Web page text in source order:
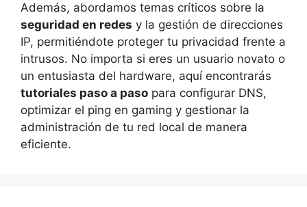
Además, abordamos temas críticos sobre la
seguridad en redes y la gestión de direcciones
IP, permitiéndote proteger tu privacidad frente a
intrusos. No importa si eres un usuario novato o
un entusiasta del hardware, aquí encontrarás
tutoriales paso a paso para configurar DNS,
optimizar el ping en gaming y gestionar la
administración de tu red local de manera
eficiente.